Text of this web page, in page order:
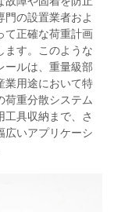
の設置業者およ
て正確な荷重計画
ます。このような
ールは、重量級部
業用途において特
荷重分散システム
具収納まで、さ
広いアプリケーシ